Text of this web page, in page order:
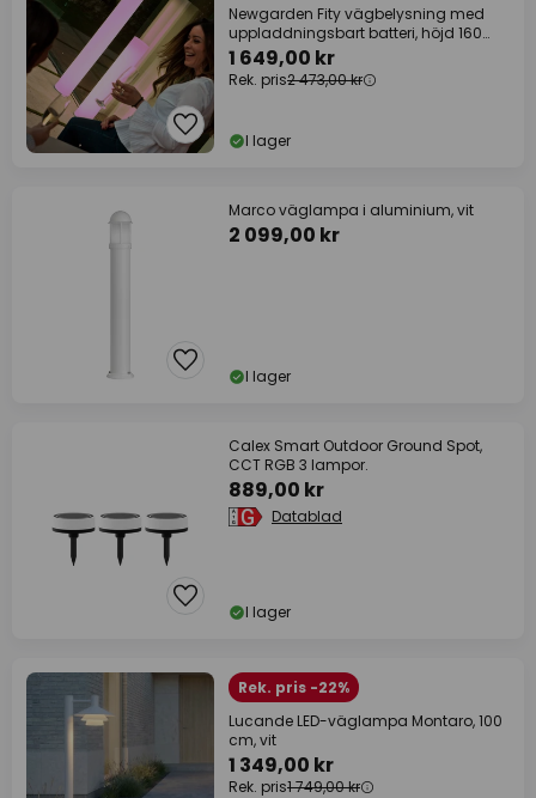
Newgarden Fity vägbelysning med
uppladdningsbart batteri, höjd 160
cm
1 649,00 kr
Rek. pris2 473,00 kr
I lager
Marco väglampa i aluminium, vit
2 099,00 kr
I lager
Calex Smart Outdoor Ground Spot,
CCT RGB 3 lampor.
889,00 kr
Datablad
I lager
Rek. pris -22%
Lucande LED-väglampa Montaro, 100
cm, vit
1 349,00 kr
Rek. pris1 749,00 kr